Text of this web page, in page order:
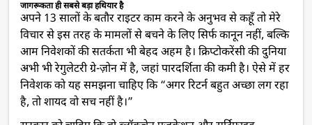
जागरूकता ही सबसे बड़ा हथियार है
अपने 13 सालों के बतौर राइटर काम करने के अनुभव से कहूँ तो मेरे
विचार से इस तरह के मामलों से बचने के लिए सिर्फ कानून नहीं, बल्कि
आम निवेशकों की सतर्कता भी बेहद अहम है। क्रिप्टोकरेंसी की दुनिया
अभी भी रेगुलेटरी ग्रे-ज़ोन में है, जहां पारदर्शिता की कमी है। ऐसे में हर
निवेशक को यह समझना चाहिए कि “अगर रिटर्न बहुत अच्छा लग रहा
है, तो शायद वो सच नहीं है।”